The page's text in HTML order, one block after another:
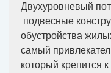
Двухуровневый
подвесные
обустройства
самый
который крепится